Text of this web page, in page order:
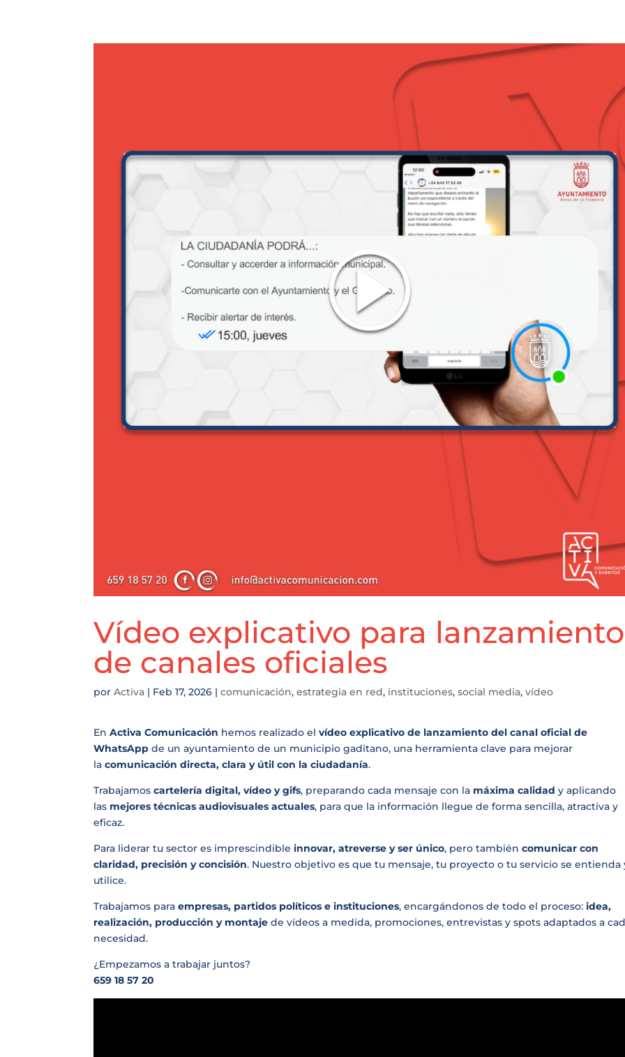
Vídeo explicativo para lanzamiento
de canales oficiales
porActiva | Feb 17, 2026 |comunicación,estrategia en red, instituciones,social media,vídeo
EnActiva Comunicación hemos realizado elvídeo explicativo de lanzamiento del canal oficial de
WhatsApp de un ayuntamiento de un municipio gaditano, una herramienta clave para mejorar
lacomunicación directa, clara y útil con la ciudadanía.
Trabajamoscartelería digital, vídeo y gifs, preparando cada mensaje con la máxima calidad y aplicando
las mejores técnicas audiovisuales actuales, para que la información llegue de forma sencilla, atractiva y
eficaz.
Para liderar tu sector es imprescindibleinnovar, atreverse y ser único, pero tambiéncomunicar con
claridad, precisión y concisión. Nuestro objetivo es que tu mensaje, tu proyecto o tu servicio se entienda
utilice.
Trabajamos paraempresas, partidos políticos e instituciones, encargándonos de todo el proceso:idea,
realización, producción y montaje de vídeos a medida, promociones, entrevistas y spots adaptados a
necesidad.
¿Empezamos a trabajar juntos?
659 18 57 20